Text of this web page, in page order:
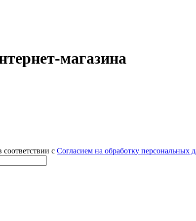
магазина
с Согласием на обработку персональных